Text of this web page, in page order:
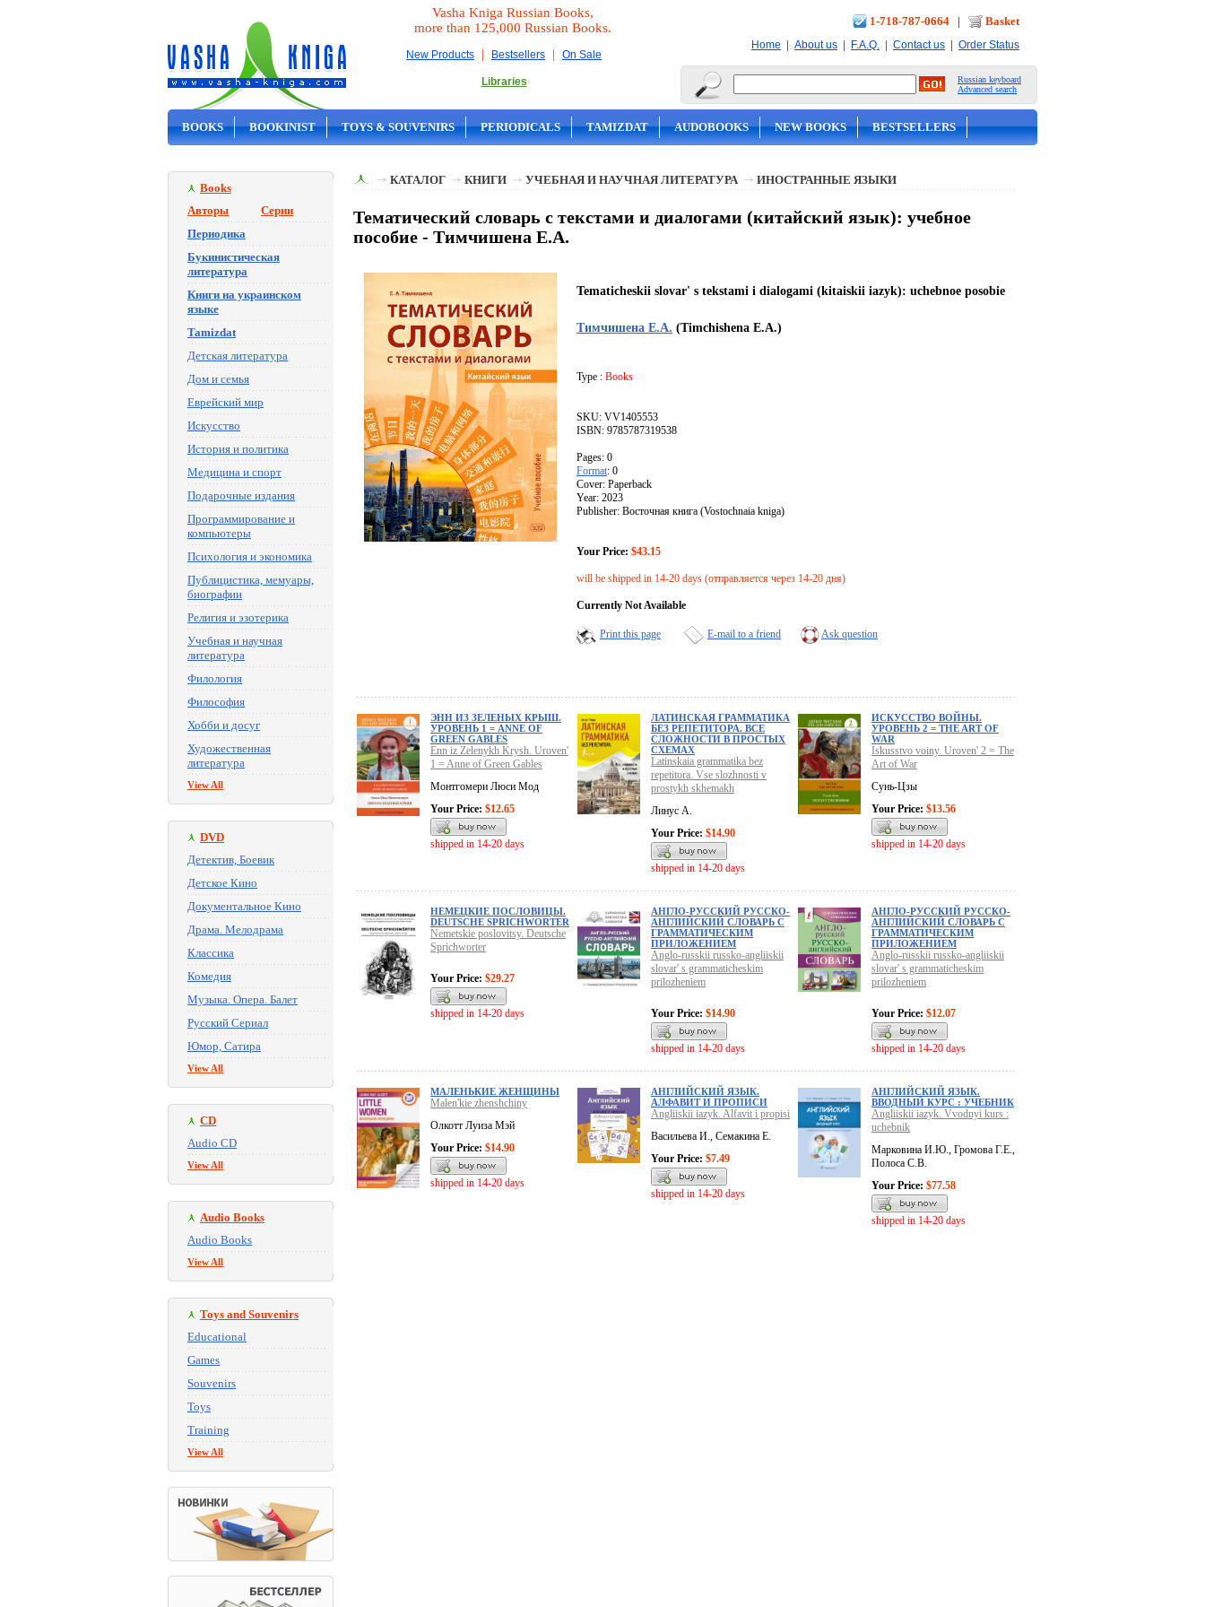
Vasha Kniga Russian Books,
more than 125,000 Russian Books.
New Products | Bestsellers | On Sale
Libraries
1-718-787-0664 | Basket
Home | About us | F.A.Q. | Contact us | Order Status
Russian keyboard
Advanced search
BOOKS BOOKINIST TOYS & SOUVENIRS PERIODICALS TAMIZDAT AUDOBOOKS NEW BOOKS BESTSELLERS
Books
Авторы
Серии
Периодика
Букинистическая
литература
Книги на украинском
языке
Tamizdat
Детская литература
Дом и семья
Еврейский мир
Искусство
История и политика
Медицина и спорт
Подарочные издания
Программирование и
компьютеры
Психология и экономика
Публицистика, мемуары,
биографии
Религия и эзотерика
Учебная и научная
литература
Филология
Философия
Хобби и досуг
Художественная
литература
View All
DVD
Детектив, Боевик
Детское Кино
Документальное Кино
Драма. Мелодрама
Классика
Комедия
Музыка. Опера. Балет
Русский Сериал
Юмор, Сатира
View All
CD
Audio CD
View All
Audio Books
Audio Books
View All
Toys and Souvenirs
Educational
Games
Souvenirs
Toys
Training
View All
КАТАЛОГ КНИГИ УЧЕБНАЯ И НАУЧНАЯ ЛИТЕРАТУРА ИНОСТРАННЫЕ ЯЗЫКИ
Тематический словарь с текстами и диалогами (китайский язык): учебное
пособие - Тимчишена Е.А.
Tematicheskii slovar' s tekstami i dialogami (kitaiskii iazyk): uchebnoe posobie
Тимчишена Е.А. (Timchishena E.A.)
Type : Books
SKU: VV1405553
ISBN: 9785787319538
Pages: 0
Format: 0
Cover: Paperback
Year: 2023
Publisher: Восточная книга (Vostochnaia kniga)
Your Price: $43.15
will be shipped in 14-20 days (отправляется через 14-20 дня)
Currently Not Available
Print this page E-mail to a friend Ask question
ЭНН ИЗ ЗЕЛЕНЫХ КРЫШ.
УРОВЕНЬ 1 = ANNE OF
GREEN GABLES
Enn iz Zelenykh Krysh. Uroven'
1 = Anne of Green Gables
Монтгомери Люси Мод
Your Price: $12.65
shipped in 14-20 days
ЛАТИНСКАЯ ГРАММАТИКА
БЕЗ РЕПЕТИТОРА. ВСЕ
СЛОЖНОСТИ В ПРОСТЫХ
СХЕМАХ
Latinskaia grammatika bez
repetitora. Vse slozhnosti v
prostykh skhemakh
Линус А.
Your Price: $14.90
shipped in 14-20 days
ИСКУССТВО ВОЙНЫ.
УРОВЕНЬ 2 = THE ART OF
WAR
Iskusstvo voiny. Uroven' 2 = The
Art of War
Сунь-Цзы
Your Price: $13.56
shipped in 14-20 days
НЕМЕЦКИЕ ПОСЛОВИЦЫ.
DEUTSCHE SPRICHWORTER
Nemetskie poslovitsy. Deutsche
Sprichworter
Your Price: $29.27
shipped in 14-20 days
АНГЛО-РУССКИЙ РУССКО-
АНГЛИЙСКИЙ СЛОВАРЬ С
ГРАММАТИЧЕСКИМ
ПРИЛОЖЕНИЕМ
Anglo-russkii russko-angliiskii
slovar' s grammaticheskim
prilozheniem
Your Price: $14.90
shipped in 14-20 days
АНГЛО-РУССКИЙ РУССКО-
АНГЛИЙСКИЙ СЛОВАРЬ С
ГРАММАТИЧЕСКИМ
ПРИЛОЖЕНИЕМ
Anglo-russkii russko-angliiskii
slovar' s grammaticheskim
prilozheniem
Your Price: $12.07
shipped in 14-20 days
МАЛЕНЬКИЕ ЖЕНЩИНЫ
Malen'kie zhenshchiny
Олкотт Луиза Мэй
Your Price: $14.90
shipped in 14-20 days
АНГЛИЙСКИЙ ЯЗЫК.
АЛФАВИТ И ПРОПИСИ
Angliiskii iazyk. Alfavit i propisi
Васильева И., Семакина Е.
Your Price: $7.49
shipped in 14-20 days
АНГЛИЙСКИЙ ЯЗЫК.
ВВОДНЫЙ КУРС : УЧЕБНИК
Angliiskii iazyk. Vvodnyi kurs :
uchebnik
Марковина И.Ю., Громова Г.Е.,
Полоса С.В.
Your Price: $77.58
shipped in 14-20 days